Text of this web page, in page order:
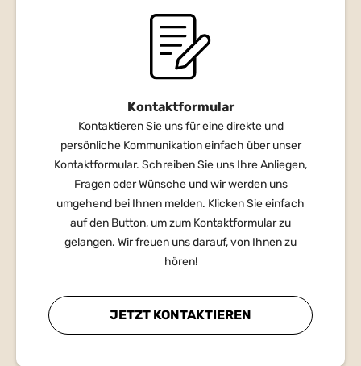
Kontaktformular
Kontaktieren Sie uns für eine direkte und
persönliche Kommunikation einfach über unser
Kontaktformular. Schreiben Sie uns Ihre Anliegen,
Fragen oder Wünsche und wir werden uns
umgehend bei Ihnen melden. Klicken Sie einfach
auf den Button, um zum Kontaktformular zu
gelangen. Wir freuen uns darauf, von Ihnen zu
hören!
JETZT KONTAKTIEREN